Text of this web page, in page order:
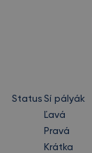
Status Sí pályák
Ľavá
Pravá
Krátka